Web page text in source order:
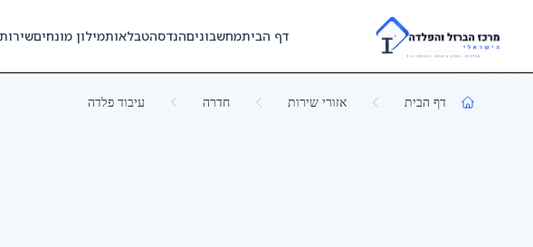
Skip to main content
דף הביתמחשבוניםהנדסהטבלאותמילון מונחים
דף הבית אזורי שירות חדרה עיבוד פלדה